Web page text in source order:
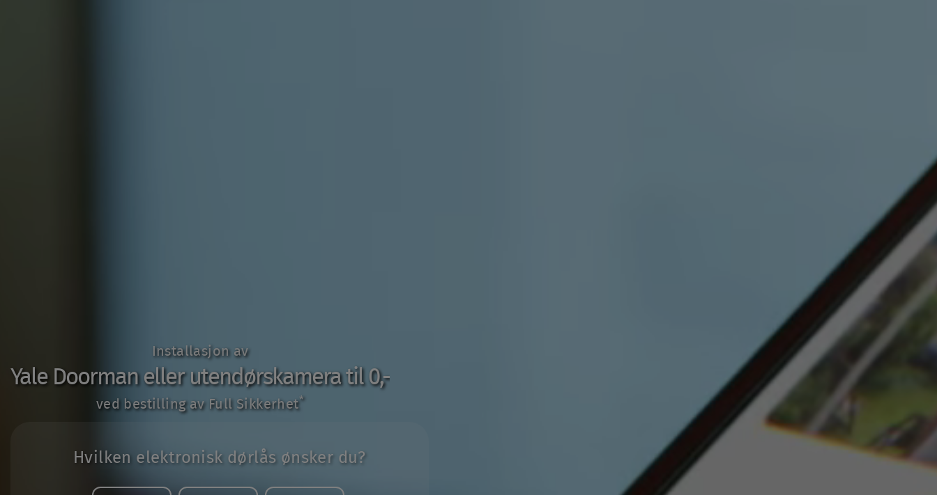
Installasjon av
Yale Doorman eller utendørskamera til 0,-
ved bestilling av Full Sikkerhet*
Hvilken elektronisk dørlås ønsker du?